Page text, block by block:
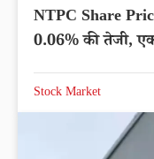
NTPC Share
0.06% की तेजी,
Stock Market